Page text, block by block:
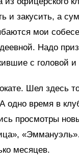
и закусить, а
мои
Надо
с головой
Шел здесь
время в
просмотры
месяцев.